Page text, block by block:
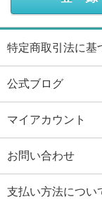
特定商取引法に基
公式ブログ
マイアカウント
お問い合わせ
支払い方法につい